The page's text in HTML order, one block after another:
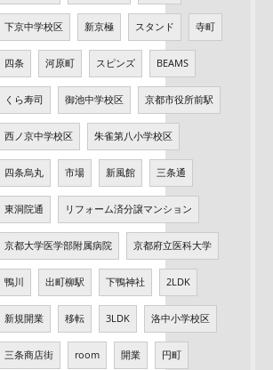
下京中学校区 新京極 スタンド 寺町
四条 河原町 スピンズ BEAMS
くら寿司 御池中学校区 京都市役所前駅
西ノ京中学校区 朱雀第八小学校区
四条烏丸 市場 新風館 三条通
東洞院通 リフォーム済分譲マンション
京都大学医学部附属病院 京都府立医科大学
鴨川 出町柳駅 下鴨神社 2LDK
新規開業 移転 3LDK 洛中小学校区
三条商店街 room 開業 円町